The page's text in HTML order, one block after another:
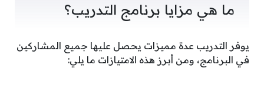
ما هي مزايا برنامج التدريب؟
يوفر التدريب عدة مميزات يحصل عليها جميع المشاركين
في البرنامج، ومن أبرز هذه الامتيازات ما يلي: